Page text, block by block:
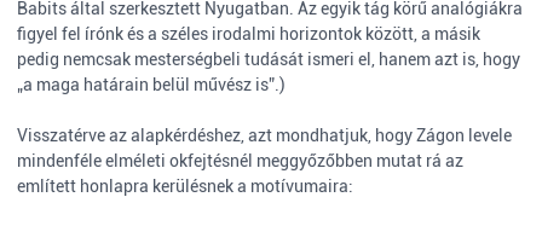
Babits által szerkesztett Nyugatban. Az egyik tág körű analógiákra
figyel fel írónk és a széles irodalmi horizontok között, a másik
pedig nemcsak mesterségbeli tudását ismeri el, hanem azt is, hogy
„a maga határain belül művész is”.)
Visszatérve az alapkérdéshez, azt mondhatjuk, hogy Zágon levele
mindenféle elméleti okfejtésnél meggyőzőbben mutat rá az
említett honlapra kerülésnek a motívumaira: